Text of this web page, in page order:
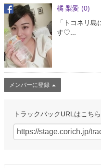
橘 梨愛 (0)
「トコネリ
す♡...
メンバーに登録
トラックバックURLはこちら